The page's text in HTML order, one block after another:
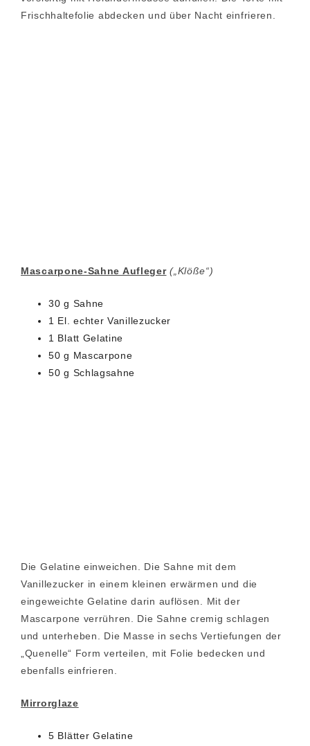
Frischhaltefolie abdecken und über Nacht einfrieren.
Mascarpone-Sahne Aufleger(„Klöße“)
30 g Sahne
1 El. echter Vanillezucker
1 Blatt Gelatine
50 g Mascarpone
50 g Schlagsahne
Die Gelatine einweichen. Die Sahne mit dem
Vanillezucker in einem kleinen erwärmen und die
eingeweichte Gelatine darin auflösen. Mit der
Mascarpone verrühren. Die Sahne cremig schlagen
und unterheben. Die Masse in sechs Vertiefungen der
„Quenelle“ Form verteilen, mit Folie bedecken und
ebenfalls einfrieren.
Mirrorglaze
5 Blätter Gelatine